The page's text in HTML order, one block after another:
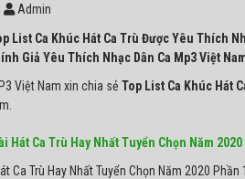
Admin
List Ca Khúc Hát Ca Trù Được Yêu Thích
Giả Yêu Thích Nhạc Dân Ca Mp3 Việt
Việt Nam xin chia sẻ Top List Ca Khúc Hát
Hát Ca Trù Hay Nhất Tuyển Chọn Năm 2020
Ca Trù Hay Nhất Tuyển Chọn Năm 2020